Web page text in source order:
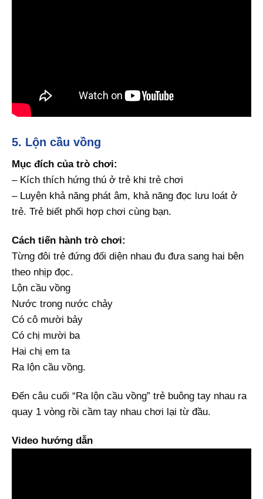
5. Lộn cầu vồng
Mục đích của trò chơi:
– Kích thích hứng thú ở trẻ khi trẻ chơi
– Luyện khả năng phát âm, khả năng đọc lưu loát ở
trẻ. Trẻ biết phối hợp chơi cùng bạn.
Cách tiến hành trò chơi:
Từng đôi trẻ đứng đối diện nhau đu đưa sang hai bên
theo nhịp đọc.
Lộn cầu vồng
Nước trong nước chảy
Có cô mười bảy
Có chị mười ba
Hai chị em ta
Ra lộn cầu vồng.
Đến câu cuối “Ra lộn cầu vồng” trẻ buông tay nhau ra
quay 1 vòng rồi cầm tay nhau chơi lại từ đầu.
Video hướng dẫn